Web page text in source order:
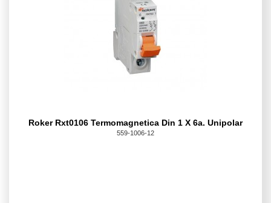
Roker Rxt0106 Termomagnetica Din 1 X 6a. Unipolar
559-1006-12